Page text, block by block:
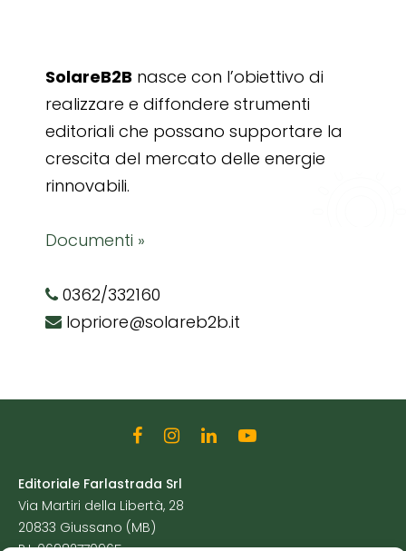
SolareB2B nasce con l’obiettivo di
realizzare e diffondere strumenti
editoriali che possano supportare la
crescita del mercato delle energie
rinnovabili.
Documenti »
0362/332160
lopriore@solareb2b.it
Editoriale Farlastrada Srl
Via Martiri della Libertà, 28
20833 Giussano (MB)